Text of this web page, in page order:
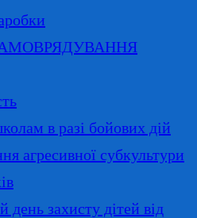
в разі бойових дій
агресивної субкультури
день захисту дітей від